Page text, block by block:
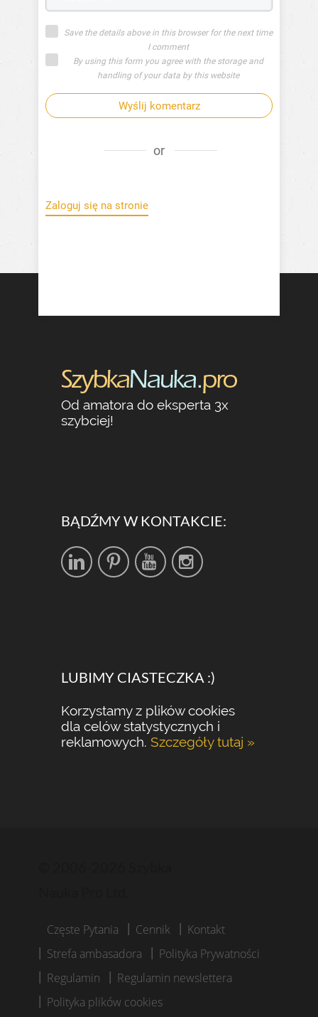
Save the details above in this browser for the next time
I comment
By using this form you agree with the storage and
handling of your data by this website
Wyślij komentarz
or
Zaloguj się na stronie
Od amatora do eksperta 3x
szybciej!
BĄDŹMY W KONTAKCIE:
LUBIMY CIASTECZKA :)
Korzystamy z plików cookies
dla celów statystycznych i
reklamowych. Szczegóły tutaj »
Częste Pytania Cennik
Kontakt
Strefa ambasadora
Polityka Prywatności
Regulamin
Regulamin newslettera
Polityka plików cookies